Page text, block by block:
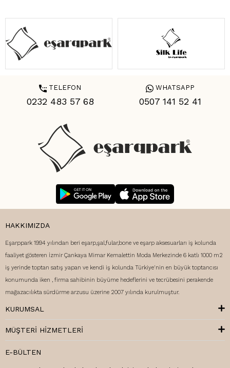
TELEFON
0232 483 57 68
WHATSAPP
0507 141 52 41
HAKKIMIZDA
Eşarppark 1994 yılından beri eşarp,şal,fular,bone ve eşarp aksesuarları iş kolunda
faaliyet gösteren İzmir Çankaya Mimar Kemalettin Moda Merkezinde 6 katlı 1000 m2
iş yerinde toptan satış yapan ve kendi iş kolunda Türkiye'nin en büyük toptancısı
konumunda iken , firma sahibinin büyüme hedeflerini ve tecrübesini perakende
mağazacılıkta sürdürme arzusu üzerine 2007 yılında kurulmuştur.
KURUMSAL
MÜŞTERI HIZMETLERI
E-BÜLTEN